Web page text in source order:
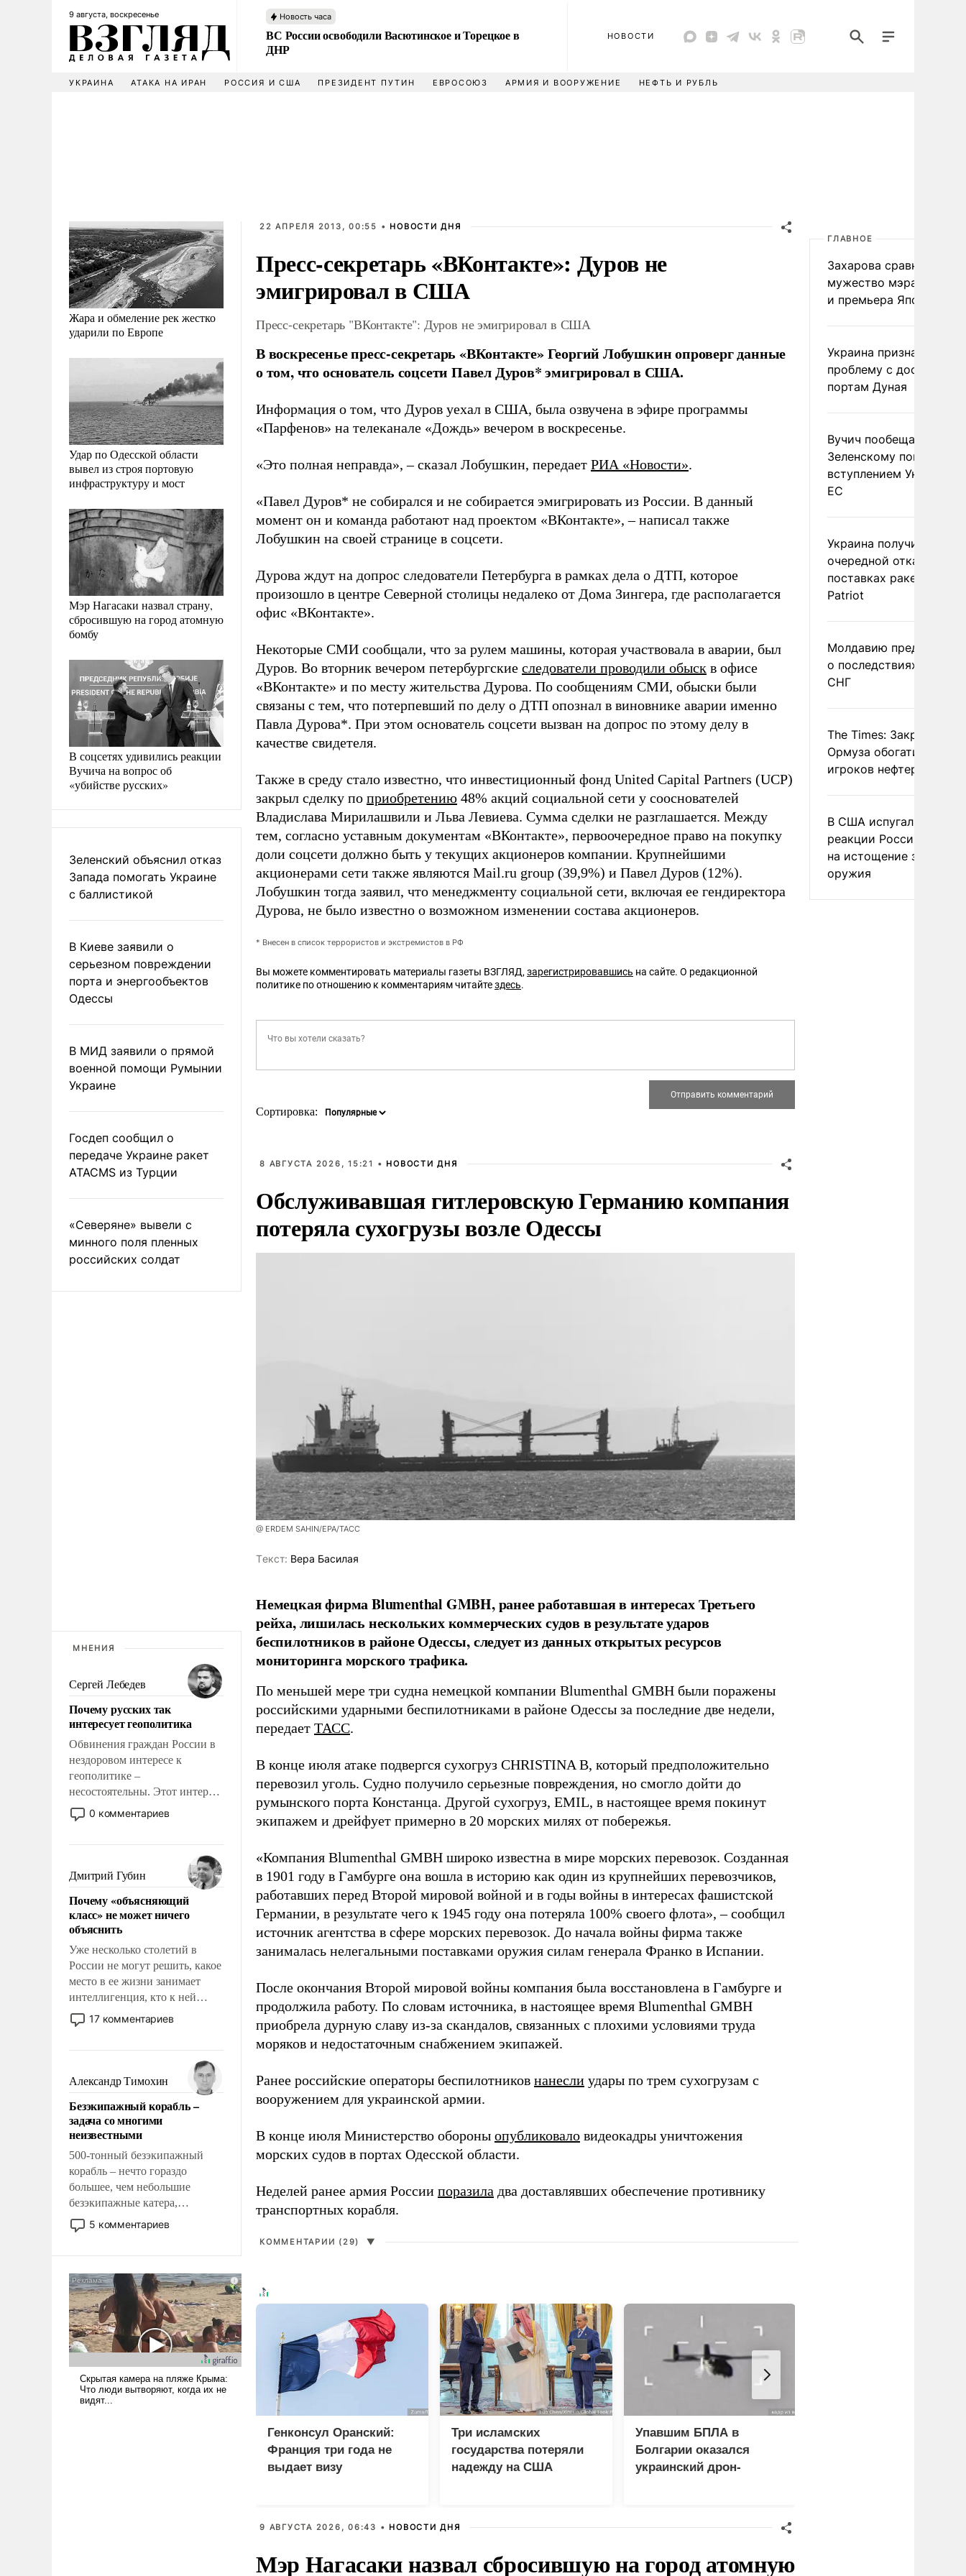
9 августа, воскресенье Новость часа
ВС России освободили Васютинское и Торецкое в
ДНР
НОВОСТИ
УКРАИНА АТАКА НА ИРАН РОССИЯ И США ПРЕЗИДЕНТ ПУТИН ЕВРОСОЮЗ АРМИЯ И ВООРУЖЕНИЕ НЕФТЬ И РУБЛЬ
Жара и обмеление рек жестко
ударили по Европе
Удар по Одесской области
вывел из строя портовую
инфраструктуру и мост
Мэр Нагасаки назвал страну,
сбросившую на город атомную
бомбу
В соцсетях удивились реакции
Вучича на вопрос об
«убийстве русских»
Зеленский объяснил отказ
Запада помогать Украине
с баллистикой
В Киеве заявили о
серьезном повреждении
порта и энергообъектов
Одессы
В МИД заявили о прямой
военной помощи Румынии
Украине
Госдеп сообщил о
передаче Украине ракет
ATACMS из Турции
«Северяне» вывели с
минного поля пленных
российских солдат
МНЕНИЯ
Сергей Лебедев
Почему русских так
интересует геополитика
Обвинения граждан России в
нездоровом интересе к
геополитике –
несостоятельны. Этот интерес
рационален и прагматичен. Он
обусловлен тысячелетним
фундаментальным знанием,
что мировая политика имеет
свойство заявляться на порог
нашего дома.
0 комментариев
Дмитрий Губин
Почему «объясняющий
класс» не может ничего
объяснить
Уже несколько столетий в
России не могут решить, какое
место в ее жизни занимает
интеллигенция, кто к ней
принадлежит, а кого из нее
исключили с правом
чем она отличается от просто
образованных людей. Иногда
казалось, что эти вопросы
решены раз и навсегда, но –
нет, не решены.
17 комментариев
Александр Тимохин
Безэкипажный корабль –
задача со многими
неизвестными
500-тонный безэкипажный
корабль – нечто гораздо
большее, чем небольшие
безэкипажные катера,
применение которых уже
стало обыденностью. Задача по
и ее реализация радикально
поднимет наши боевые
возможности.
5 комментариев
22 АПРЕЛЯ 2013, 00:55 • НОВОСТИ ДНЯ
Пресс-секретарь «ВКонтакте»: Дуров не
эмигрировал в США
Пресс-секретарь "ВКонтакте": Дуров не эмигрировал в США
В воскресенье пресс-секретарь «ВКонтакте» Георгий Лобушкин опроверг данные
о том, что основатель соцсети Павел Дуров* эмигрировал в США.
Информация о том, что Дуров уехал в США, была озвучена в эфире программы
«Парфенов» на телеканале «Дождь» вечером в воскресенье.
«Это полная неправда»,–сказал Лобушкин, передает РИА «Новости».
«Павел Дуров* не собирался и не собирается эмигрировать из России. В данный
момент он и команда работают над проектом «ВКонтакте»,–написал также
Лобушкин на своей странице в соцсети.
Дурова ждут на допрос следователи Петербурга в рамках дела о ДТП, которое
произошло в центре Северной столицы недалеко от Дома Зингера, где располагается
офис «ВКонтакте».
Некоторые СМИ сообщали, что за рулем машины, которая участвовала в аварии, был
Дуров. Во вторник вечером петербургские следователи проводили обыск в офисе
«ВКонтакте» и по месту жительства Дурова. По сообщениям СМИ, обыски были
связаны с тем, что потерпевший по делу о ДТП опознал в виновнике аварии именно
Павла Дурова*. При этом основатель соцсети вызван на допрос по этому делу в
качестве свидетеля.
Также в среду стало известно, что инвестиционный фонд United Capital Partners (UCP)
закрыл сделку по приобретению 48% акций социальной сети у сооснователей
Владислава Мирилашвили и Льва Левиева. Сумма сделки не разглашается. Между
тем, согласно уставным документам «ВКонтакте», первоочередное право на покупку
доли соцсети должно быть у текущих акционеров компании. Крупнейшими
акционерами сети также являются Mail.ru group (39,9%) и Павел Дуров (12%).
Лобушкин тогда заявил, что менеджменту социальной сети, включая ее гендиректора
Дурова, не было известно о возможном изменении состава акционеров.
* Внесен в список террористов и экстремистов в РФ
Вы можете комментировать материалы газеты ВЗГЛЯД, зарегистрировавшись на сайте. О редакционной
политике по отношению к комментариям читайтездесь.
Сортировка:
8 АВГУСТА 2026, 15:21 • НОВОСТИ ДНЯ
Обслуживавшая гитлеровскую Германию компания
потеряла сухогрузы возле Одессы
@ ERDEM SAHIN/EPA/ТАСС
Tекст: Вера Басилая
Немецкая фирма Blumenthal GMBH, ранее работавшая в интересах Третьего
рейха, лишилась нескольких коммерческих судов в результате ударов
беспилотников в районе Одессы, следует из данных открытых ресурсов
мониторинга морского трафика.
По меньшей мере три судна немецкой компании Blumenthal GMBH были поражены
российскими ударными беспилотниками в районе Одессы за последние две недели,
передает ТАСС.
В конце июля атаке подвергся сухогруз CHRISTINA B, который предположительно
перевозил уголь. Судно получило серьезные повреждения, но смогло дойти до
румынского порта Констанца. Другой сухогруз, EMIL, в настоящее время покинут
экипажем и дрейфует примерно в 20 морских милях от побережья.
«Компания Blumenthal GMBH широко известна в мире морских перевозок. Созданная
в 1901 году в Гамбурге она вошла в историю как один из крупнейших перевозчиков,
работавших перед Второй мировой войной и в годы войны в интересах фашистской
Германии, в результате чего к 1945 году она потеряла 100% своего флота», – сообщил
источник агентства в сфере морских перевозок. До начала войны фирма также
занималась нелегальными поставками оружия силам генерала Франко в Испании.
После окончания Второй мировой войны компания была восстановлена в Гамбурге и
продолжила работу. По словам источника, в настоящее время Blumenthal GMBH
приобрела дурную славу из-за скандалов, связанных с плохими условиями труда
моряков и недостаточным снабжением экипажей.
Ранее российские операторы беспилотников нанесли удары по трем сухогрузам с
вооружением для украинской армии.
В конце июля Министерство обороны опубликовало видеокадры уничтожения
морских судов в портах Одесской области.
Неделей ранее армия России поразила два доставлявших обеспечение противнику
транспортных корабля.
КОММЕНТАРИИ (29) ▼
Генконсул Оранский:
Франция три года не
выдает визу
Три исламских
государства потеряли
надежду на США
Упавшим БПЛА в
Болгарии оказался
украинский дрон-
9 АВГУСТА 2026, 06:43 • НОВОСТИ ДНЯ
Мэр Нагасаки назвал сбросившую на город атомную
ГЛАВНОЕ
Захарова сравнила
мужество мэра
и премьера Японии
Украина признала
проблему с доступом к
портам Дуная
Вучич пообещал
Зеленскому помочь со
вступлением Украины в
ЕС
Украина получила
очередной отказ в
поставках ракет для
Patriot
Молдавию
о последствиях выхода
СНГ
The Times: Закрытие
Ормуза обогатило
игроков нефтерынка
В США испугались
реакции России и
на истощение запасов
оружия